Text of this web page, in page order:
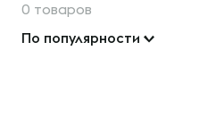
0 товаров
По популярности